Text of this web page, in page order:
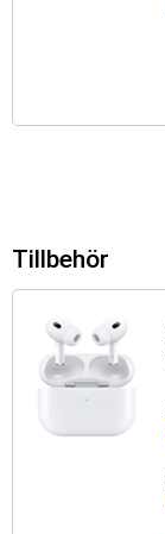
Tillbehör